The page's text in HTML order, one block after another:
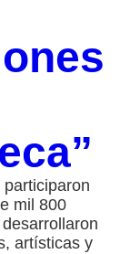
mil 800
artísticas y